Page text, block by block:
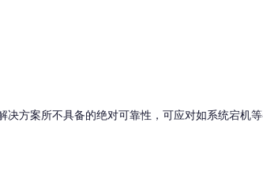
决方案所不具备的绝对可靠性，可应对如系统宕机